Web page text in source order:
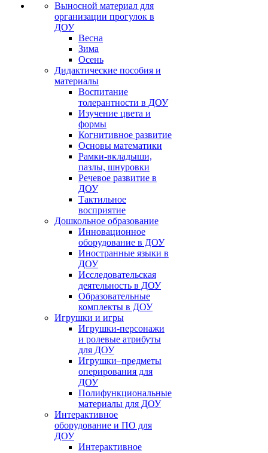
Выносной материал для
организации прогулок в
ДОУ
Весна
Зима
Осень
Дидактические пособия и
материалы
Воспитание
толерантности в ДОУ
Изучение цвета и
формы
Когнитивное развитие
Основы математики
Рамки-вкладыши,
пазлы, шнуровки
Речевое развитие в
ДОУ
Тактильное
восприятие
Дошкольное образование
Инновационное
оборудование в ДОУ
Иностранные языки в
ДОУ
Исследовательская
деятельность в ДОУ
Образовательные
комплекты в ДОУ
Игрушки и игры
Игрушки-персонажи
и ролевые атрибуты
для ДОУ
Игрушки–предметы
оперирования для
ДОУ
Полифункциональные
материалы для ДОУ
Интерактивное
оборудование и ПО для
ДОУ
Интерактивное